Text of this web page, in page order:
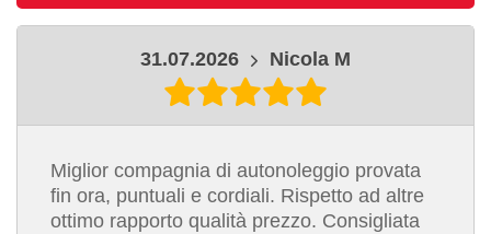
31.07.2026 Nicola M
Miglior compagnia di autonoleggio provata
fin ora, puntuali e cordiali. Rispetto ad altre
ottimo rapporto qualità prezzo. Consigliata